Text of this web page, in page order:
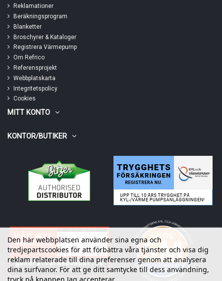
Reklamationer
Beräkningsprogram
Blanketter
Broschyrer & Kataloger
Registrera Värmepump
Om Refrico
Referensprojekt
Webbplatskarta
Integritetspolicy
Cookies
MITT KONTO
KONTOR/BUTIKER
Den här webbplatsen använder sina egna och
tredjepartscookies för att förbättra våra tjänster och visa dig
reklam relaterade till dina preferenser genom att analysera
dina surfvanor. För att ge ditt samtycke till dess användning,